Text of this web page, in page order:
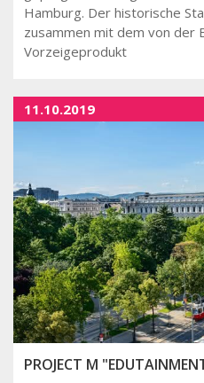
Hamburg. Der historische
zusammen mit dem von der
Vorzeigeprodukt
11.10.2019
PROJECT M